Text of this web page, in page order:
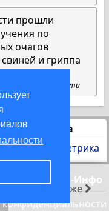
позже
прошли
по
очагов
и гриппа
Ростовской области
Статистика
Азов-точка-Инфо